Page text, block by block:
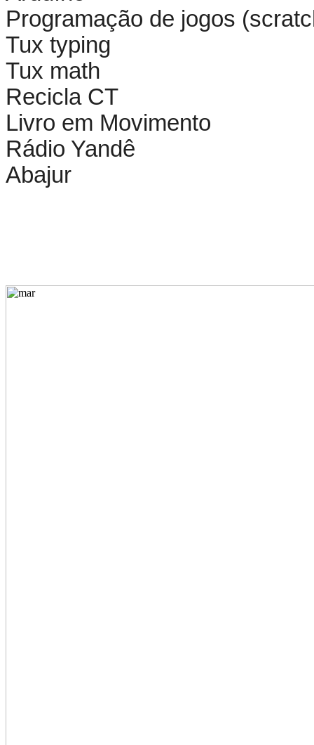
Programação de jogos
Tux typing
Tux math
Recicla CT
Livro em Movimento
Rádio Yandê
Abajur